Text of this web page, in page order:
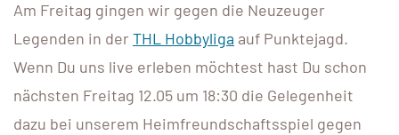
Am Freitag gingen wir gegen die Neuzeuger
Legenden in der THL Hobbyliga auf Punktejagd.
Wenn Du uns live erleben möchtest hast Du schon
nächsten Freitag 12.05 um 18:30 die Gelegenheit
dazu bei unserem Heimfreundschaftsspiel gegen